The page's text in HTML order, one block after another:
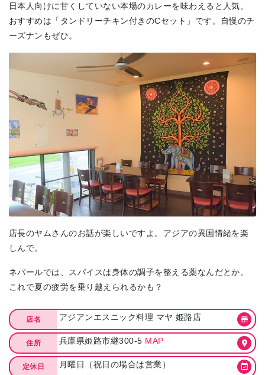
日本人向けに甘くしていない本場のカレーを味わえると人気。
おすすめは「タンドリーチキン付きのCセット」です。自慢のチ
ーズナンもぜひ。
店長のヤムさんのお話が楽しいですよ。アジアの異国情緒を楽
しんで。
ネパールでは、スパイスは身体の調子を整える薬なんだとか。
これで夏の疲労を乗り越えられるかも？
店名 アジアンエスニック料理 マヤ 姫路店
住所 兵庫県姫路市継300-5 MAP
定休日 月曜日（祝日の場合は営業）